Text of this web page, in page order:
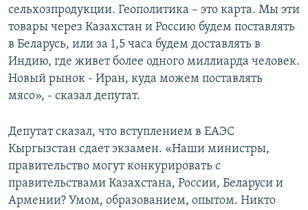
сельхозпродукции. Геополитика – это карта. Мы эти
товары через Казахстан и Россию будем поставлять
в Беларусь, или за 1,5 часа будем доставлять в
Индию, где живет более одного миллиарда человек.
Новый рынок - Иран, куда можем поставлять
мясо», - сказал депутат.
Депутат сказал, что вступлением в ЕАЭС
Кыргызстан сдает экзамен. «Наши министры,
правительство могут конкурировать с
правительствами Казахстана, России, Беларуси и
Армении? Умом, образованием, опытом. Никто